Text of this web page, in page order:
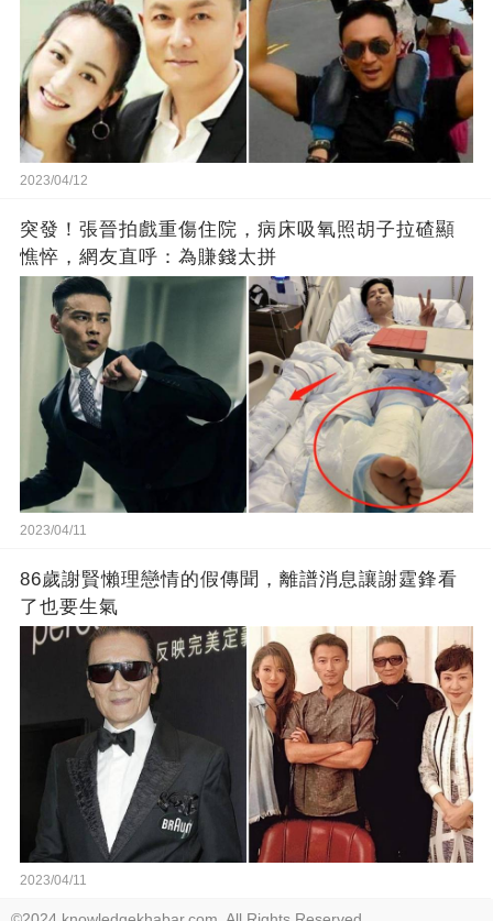
2023/04/12
突發！張晉拍戲重傷住院，病床吸氧照胡子拉碴顯
憔悴，網友直呼：為賺錢太拼
2023/04/11
86歲謝賢懶理戀情的假傳聞，離譜消息讓謝霆鋒看
了也要生氣
2023/04/11